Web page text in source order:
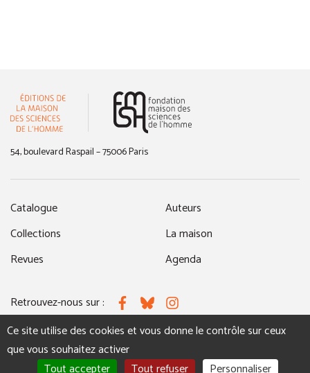
54, boulevard Raspail – 75006 Paris
Catalogue
Collections
Revues
Auteurs
La maison
Agenda
Retrouvez-nous sur : FacebookBlueskyInstagram
MENTIONS LÉGALES NOUS CONTACTER
Ce site utilise des cookies et vous donne le contrôle sur ceux
que vous souhaitez activer
Tout accepter
Tout refuser Personnaliser